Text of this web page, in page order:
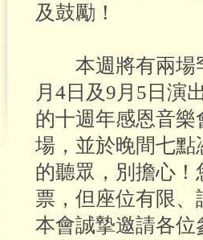
及鼓勵！
本週將有兩場
月4日及9月5日演
的十週年感恩音
場，並於晚間七
的聽眾，別擔心
票，但座位有限
本會誠摯邀請各